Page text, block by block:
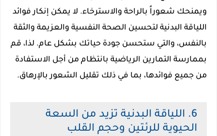
ويمنحك شعوراً بالراحة والاسترخاء. لا يمكن إنكار فوائد
اللياقة البدنية لتحسين الصحة النفسية والعزيمة والثقة
بالنفس، والتي ستحسن جودة حياتك بشكل عام. لذا، قم
بممارسة التمارين الرياضية بانتظام من أجل الاستفادة
من جميع فوائدها، بما في ذلك تقليل الشعور بالإرهاق.
6. اللياقة البدنية تزيد من السعة
الحيوية للرئتين وحجم القلب